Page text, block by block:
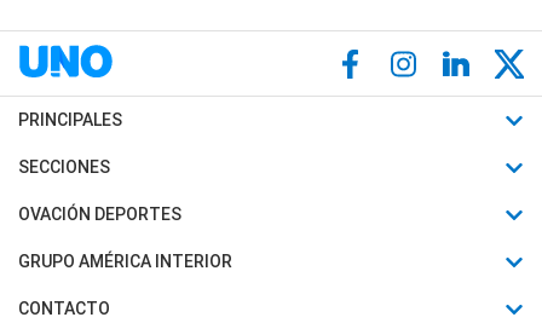
PRINCIPALES
Últimas Noticias
Política
SECCIONES
Horóscopo
Motores
OVACIÓN DEPORTES
Fútbol
Mundial
GRUPO AMÉRICA INTERIOR
Canal 7 en Vivo
CONTACTO